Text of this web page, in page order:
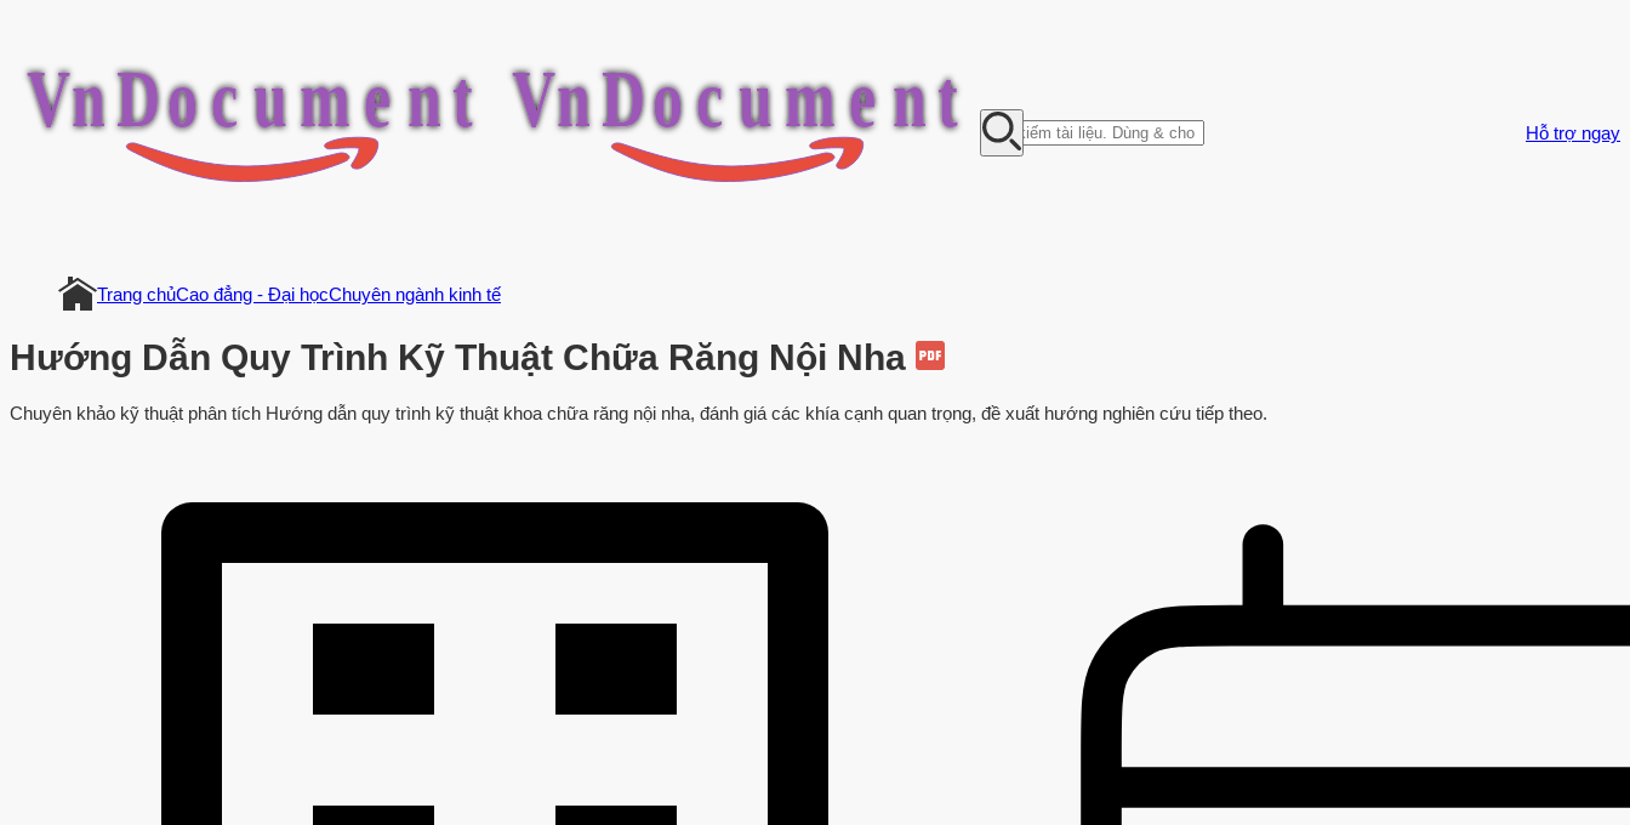
VnDocument VnDocument Hỗ trợ ngay
Trang chủCao đẳng - Đại họcChuyên ngành kinh tế
Hướng Dẫn Quy Trình Kỹ Thuật Chữa Răng Nội Nha
Chuyên khảo kỹ thuật phân tích Hướng dẫn quy trình kỹ thuật khoa chữa răng nội nha, đánh giá các khía cạnh quan trọng, đề xuất hướng nghiên cứu tiếp theo.